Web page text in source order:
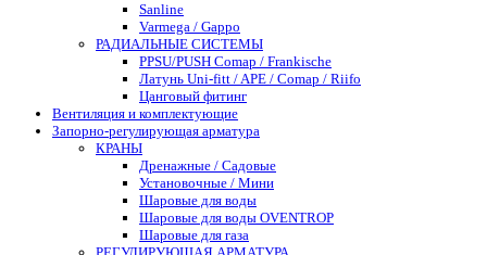
Sanline
Varmega / Gappo
РАДИАЛЬНЫЕ СИСТЕМЫ
PPSU/PUSH Comap / Frankische
Латунь Uni-fitt / APE / Comap / Riifo
Цанговый фитинг
Вентиляция и комплектующие
Запорно-регулирующая арматура
КРАНЫ
Дренажные / Садовые
Установочные / Мини
Шаровые для воды
Шаровые для воды OVENTROP
Шаровые для газа